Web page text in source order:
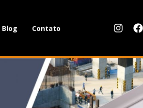
Blog Contato